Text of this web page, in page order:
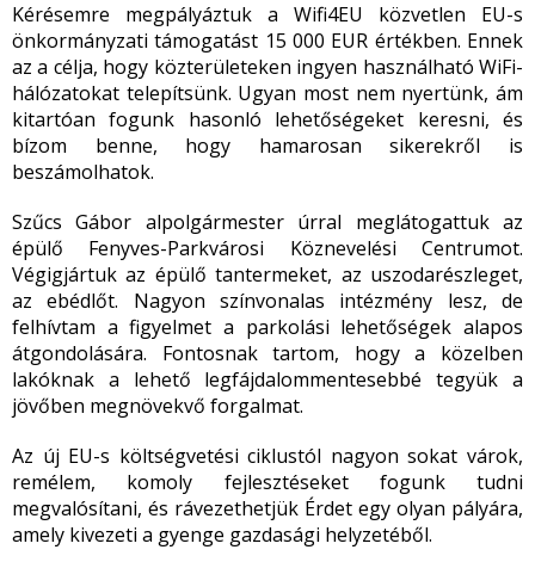
Kérésemre megpályáztuk a Wifi4EU közvetlen EU-s
önkormányzati támogatást 15 000 EUR értékben. Ennek
az a célja, hogy közterületeken ingyen használható WiFi-
hálózatokat telepítsünk. Ugyan most nem nyertünk, ám
kitartóan fogunk hasonló lehetőségeket keresni, és
bízom benne, hogy hamarosan sikerekről is
beszámolhatok.
Szűcs Gábor alpolgármester úrral meglátogattuk az
épülő Fenyves-Parkvárosi Köznevelési Centrumot.
Végigjártuk az épülő tantermeket, az uszodarészleget,
az ebédlőt. Nagyon színvonalas intézmény lesz, de
felhívtam a figyelmet a parkolási lehetőségek alapos
átgondolására. Fontosnak tartom, hogy a közelben
lakóknak a lehető legfájdalommentesebbé tegyük a
jövőben megnövekvő forgalmat.
Az új EU-s költségvetési ciklustól nagyon sokat várok,
remélem, komoly fejlesztéseket fogunk tudni
megvalósítani, és rávezethetjük Érdet egy olyan pályára,
amely kivezeti a gyenge gazdasági helyzetéből.